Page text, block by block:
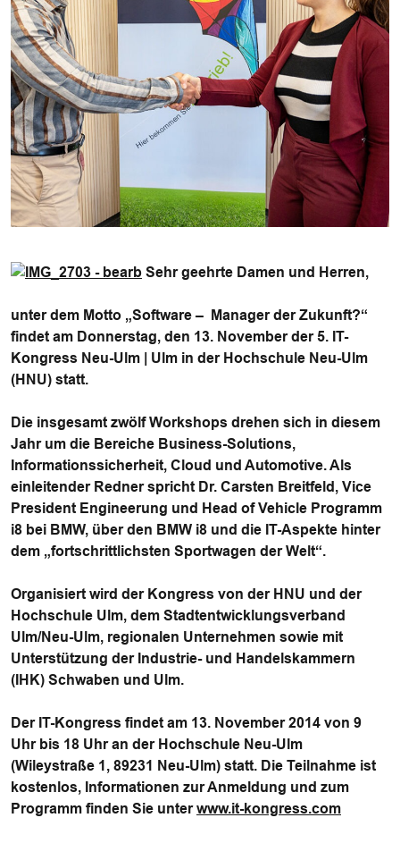
Sehr geehrte Damen und Herren,
unter dem Motto „Software – Manager der Zukunft?“
findet am Donnerstag, den 13. Novemberder5. IT-
Kongress Neu-Ulm | Ulm in der Hochschule Neu-Ulm
(HNU) statt.
Die insgesamt zwölf Workshops drehen sich in diesem
Jahr um die Bereiche Business-Solutions,
Informationssicherheit, Cloud und Automotive. Als
einleitender Redner spricht Dr. Carsten Breitfeld, Vice
President Engineerung und Head of Vehicle Programm
i8 bei BMW, über den BMW i8 und die IT-Aspekte hinter
dem „fortschrittlichsten Sportwagen der Welt“.
Organisiert wird der Kongress von der HNU und der
Hochschule Ulm, dem Stadtentwicklungs­verband
Ulm/Neu-Ulm, regionalen Unternehmen sowie mit
Unterstützung der Industrie- und Handelskammern
(IHK) Schwaben und Ulm.
Der IT-Kongress findet am 13. November 2014 von 9
Uhr bis 18 Uhran der Hochschule Neu-Ulm
(Wileystraße 1, 89231 Neu-Ulm) statt. Die Teilnahme ist
kostenlos, Informationen zur Anmeldung und zum
Programm finden Sie unterwww.it-kongress.com